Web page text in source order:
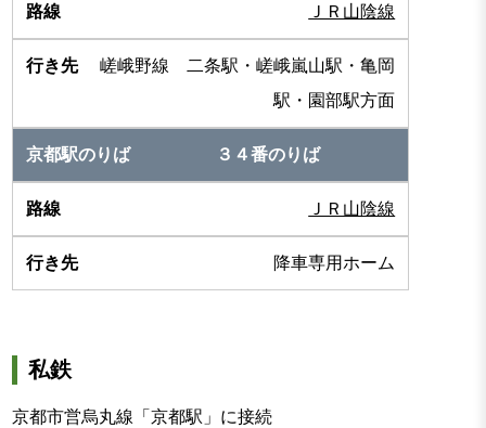
ＪＲ山陰線
嵯峨野線 二条駅・嵯峨嵐山駅・亀岡
駅・園部駅方面
３４番のりば
ＪＲ山陰線
降車専用ホーム
私鉄
京都市営烏丸線「京都駅」に接続